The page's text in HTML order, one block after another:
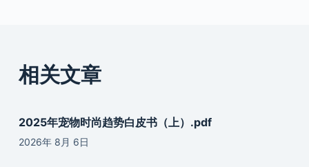
相关文章
2025年宠物时尚趋势白皮书（上）.pdf
2026年 8月 6日